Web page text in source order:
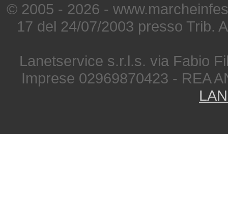
© 2005 - 2026 -
17 del 24/07/2003 presso Trib.
Lanetservice s.r.l.s. via Fabio
Imprese 02969870423 - REA